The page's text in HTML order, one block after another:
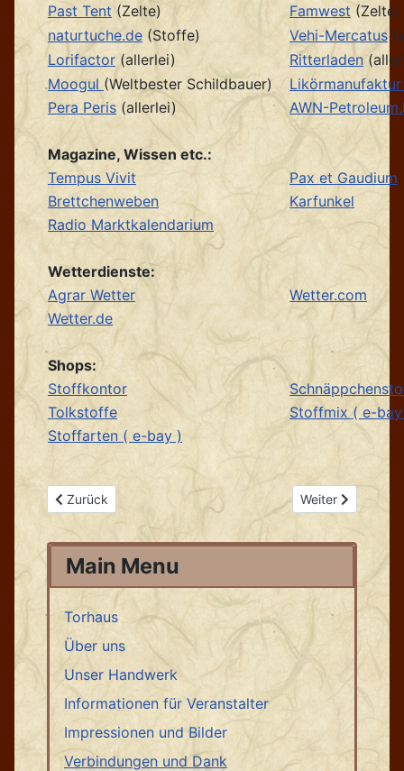
Main Menu
Torhaus
Über uns
Unser Handwerk
Informationen für Veranstalter
Impressionen und Bilder
Verbindungen und Dank
Past Tent (Zelte) Famwest(Zelte)
naturtuche.de (Stoffe) Vehi-Mercatus
Lorifactor (allerlei) Ritterladen
Moogul(Weltbester Schildbauer)
Pera Peris(allerlei) AWN-
Magazine, Wissen etc.:
Tempus Vivit
Pax et Gaudium
Brettchenweben
Karfunkel
Radio Marktkalendarium
Wetterdienste:
Agrar Wetter
Wetter.com
Wetter.de
Shops:
Stoffkontor
Tolkstoffe
Stoffmix ( e-
Stoffarten ( e-bay )
Vorheriger Beitrag: Impressionen und Bilder
Zurück Nächster
Weiter